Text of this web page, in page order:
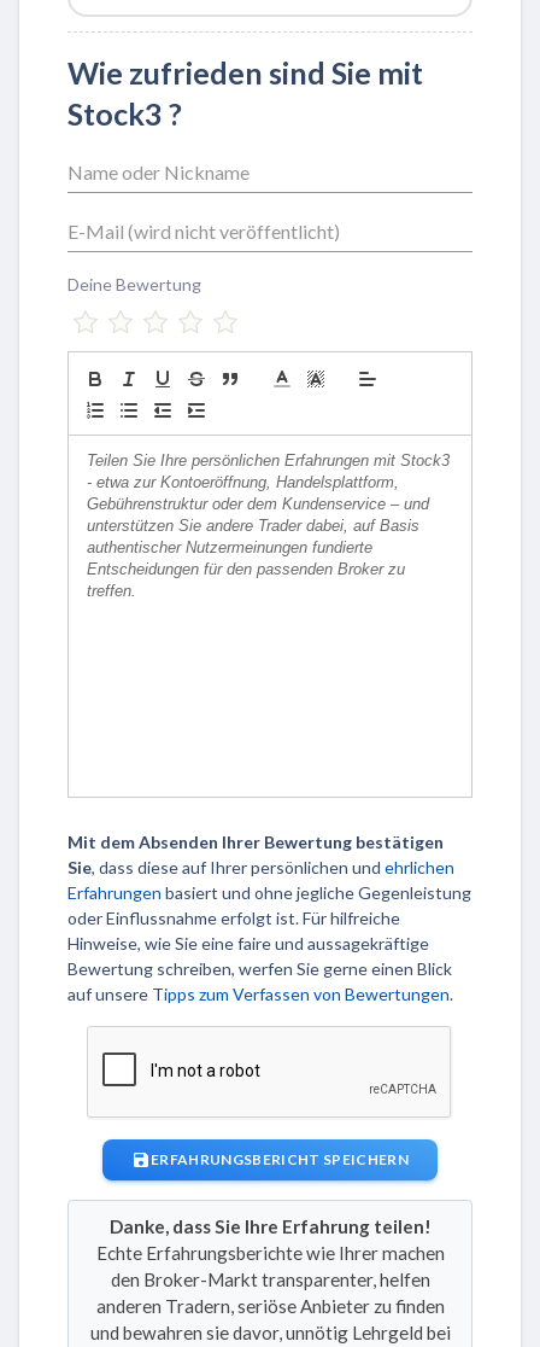
Wie zufrieden sind Sie mit
Stock3 ?
Deine Bewertung
Mit dem Absenden Ihrer Bewertung bestätigen
Sie, dass diese auf Ihrer persönlichen und ehrlichen
Erfahrungen basiert und ohne jegliche Gegenleistung
oder Einflussnahme erfolgt ist. Für hilfreiche
Hinweise, wie Sie eine faire und aussagekräftige
Bewertung schreiben, werfen Sie gerne einen Blick
auf unsere Tipps zum Verfassen von Bewertungen.
ERFAHRUNGSBERICHT SPEICHERN
Danke, dass Sie Ihre Erfahrung teilen!
Echte Erfahrungsberichte wie Ihrer machen
den Broker-Markt transparenter, helfen
anderen Tradern, seriöse Anbieter zu finden
und bewahren sie davor, unnötig Lehrgeld bei